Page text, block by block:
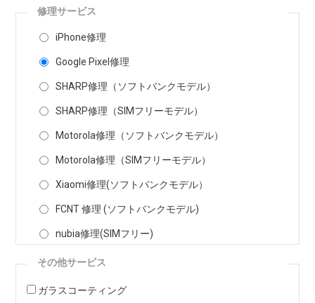
修理サービス
iPhone修理
Google Pixel修理
SHARP修理（ソフトバンクモデル）
SHARP修理（SIMフリーモデル）
Motorola修理（ソフトバンクモデル）
Motorola修理（SIMフリーモデル）
Xiaomi修理(ソフトバンクモデル）
FCNT 修理 (ソフトバンクモデル)
nubia修理(SIMフリー)
その他サービス
ガラスコーティング